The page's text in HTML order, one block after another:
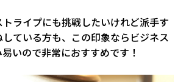
ライプにも挑戦したいけれど派手す
ている方も、この印象ならビジネス
いので非常におすすめです！